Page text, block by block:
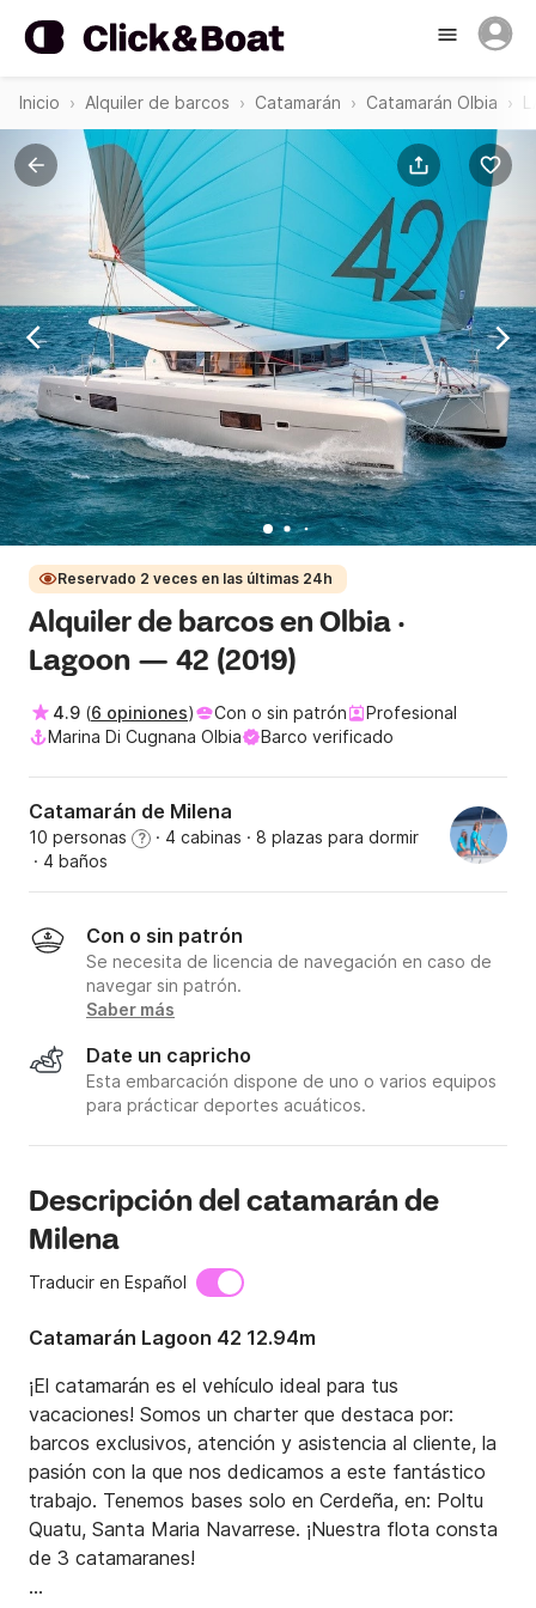
Inicio Alquiler de barcos Catamarán Catamarán Olbia
Reservado 2 veces en las últimas 24h
Alquiler de barcos en Olbia ·
Lagoon — 42 (2019)
4.9 (6 opiniones) Con o sin patrón
Profesional
Marina Di Cugnana Olbia
Barco verificado
Catamarán de Milena
10 personas ? · 4 cabinas · 8 plazas para dormir
· 4 baños
Con o sin patrón
Se necesita de licencia de navegación en caso de
navegar sin patrón.
Saber más
Date un capricho
Esta embarcación dispone de uno o varios equipos
para prácticar deportes acuáticos.
Descripción del catamarán de
Milena
Traducir en Español
Catamarán Lagoon 42 12.94m
¡El catamarán es el vehículo ideal para tus
vacaciones! Somos un charter que destaca por:
barcos exclusivos, atención y asistencia al cliente, la
pasión con la que nos dedicamos a este fantástico
trabajo. Tenemos bases solo en Cerdeña, en: Poltu
Quatu, Santa Maria Navarrese. ¡Nuestra flota consta
de 3 catamaranes!